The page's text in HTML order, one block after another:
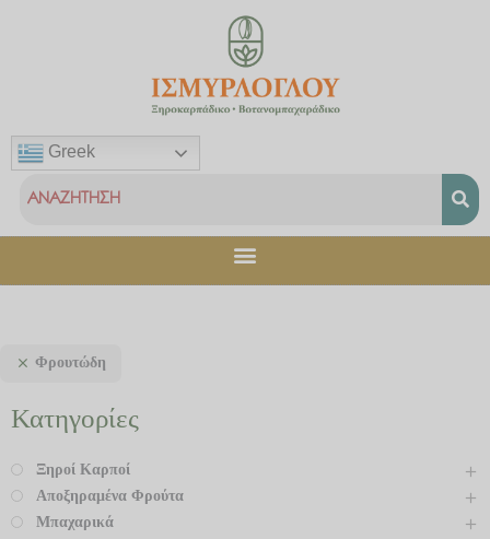
Greek
Φρουτώδη
Κατηγορίες
Ξηροί Καρποί
Αποξηραμένα Φρούτα
Μπαχαρικά